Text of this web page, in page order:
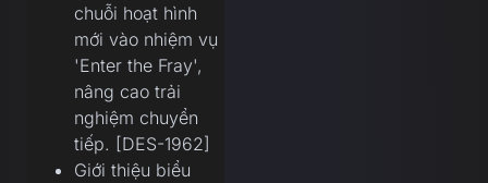
chuỗi hoạt hình
mới vào nhiệm vụ
'Enter the Fray',
nâng cao trải
nghiệm chuyển
tiếp. [DES-1962]
Giới thiệu biểu